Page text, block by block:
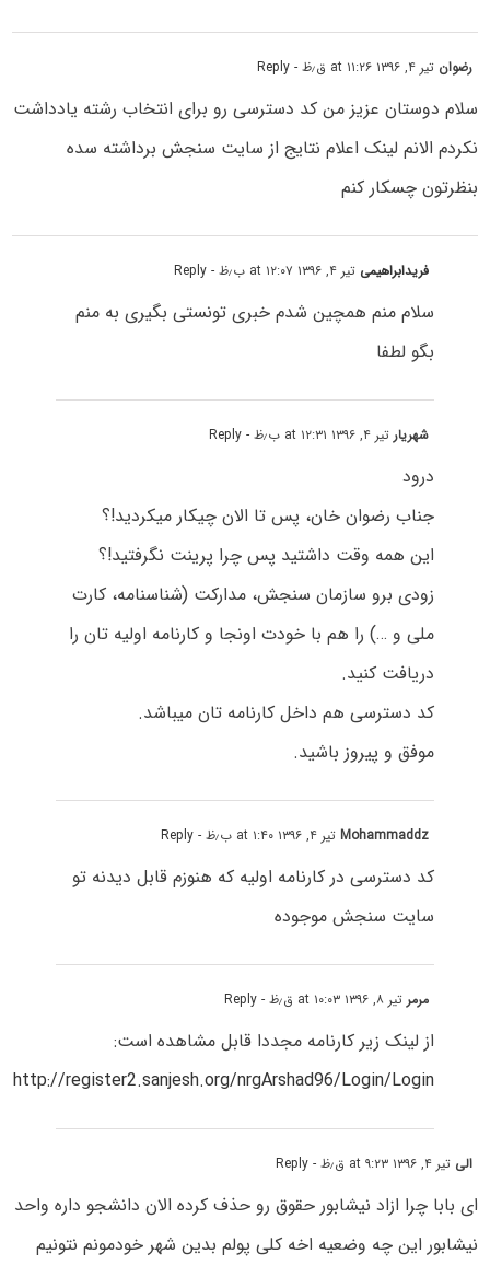
رضوان تیر ۴, ۱۳۹۶ at ۱۱:۲۶ ق٫ظ - Reply
سلام دوستان عزیز من کد دسترسی رو برای انتخاب رشته یادداشت
نکردم الانم لینک اعلام نتایج از سایت سنجش برداشته سده
بنظرتون چسکار کنم
فریدابراهیمی تیر ۴, ۱۳۹۶ at ۱۲:۰۷ ب٫ظ - Reply
سلام منم همچین شدم خبری تونستی بگیری به منم
بگو لطفا
شهریارتیر ۴, ۱۳۹۶ at ۱۲:۳۱ ب٫ظ - Reply
درود
جناب رضوان خان، پس تا الان چیکار میکردید!؟
این همه وقت داشتید پس چرا پرینت نگرفتید!؟
زودی برو سازمان سنجش، مدارکت (شناسنامه، کارت
ملی و …) را هم با خودت اونجا و کارنامه اولیه تان را
دریافت کنید.
کد دسترسی هم داخل کارنامه تان میباشد.
موفق و پیروز باشید.
Mohammaddzتیر ۴, ۱۳۹۶ at ۱:۴۰ ب٫ظ - Reply
کد دسترسی در کارنامه اولیه که هنوزم قابل دیدنه تو
سایت سنجش موجوده
مرمرتیر ۸, ۱۳۹۶ at ۱۰:۰۳ ق٫ظ - Reply
از لینک زیر کارنامه مجددا قابل مشاهده است:
http://register2.sanjesh.org/nrgArshad96/Login/Login
الی تیر ۴, ۱۳۹۶ at ۹:۲۳ ق٫ظ - Reply
ای بابا چرا ازاد نیشابور حقوق رو حذف کرده الان دانشجو داره واحد
نیشابور این چه وضعیه اخه کلی پولم بدین شهر خودمونم نتونیم